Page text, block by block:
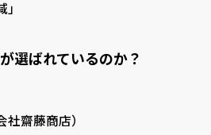
選ばれているのか？
齋藤商店）